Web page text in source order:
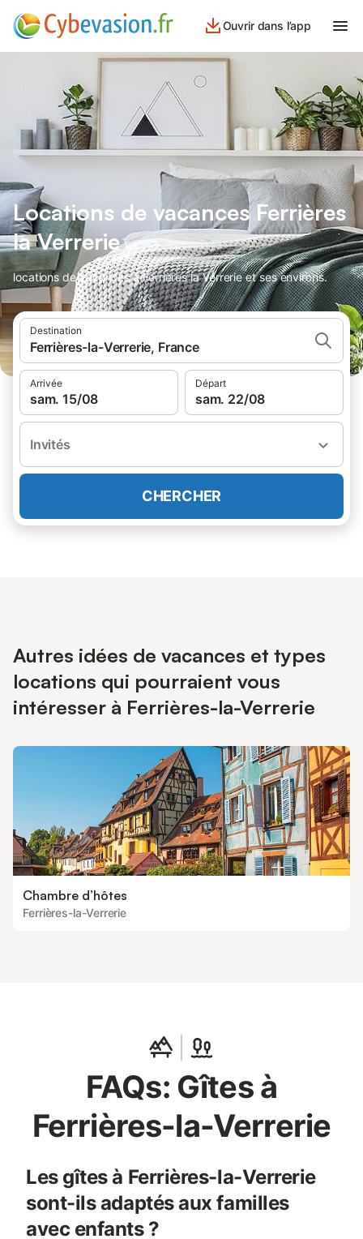
Ouvrir dans l’app
Locations de vacances Ferrières
la Verrerie
locations de vacances à Ferrières la Verrerie et ses environs.
Destination
Ferrières-la-Verrerie, France
Arrivée
sam. 15/08
Départ
sam. 22/08
Invités
CHERCHER
Autres idées de vacances et types
locations qui pourraient vous
intéresser à Ferrières-la-Verrerie
Chambre d’hôtes
Ferrières-la-Verrerie
FAQs: Gîtes à
Ferrières-la-Verrerie
Les gîtes à Ferrières-la-Verrerie
sont-ils adaptés aux familles
avec enfants ?